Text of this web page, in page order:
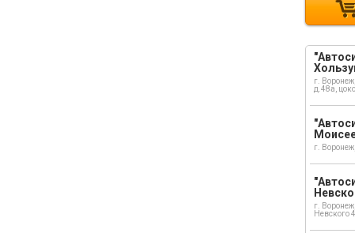
г.
д.48а,
г.
г.
Невского